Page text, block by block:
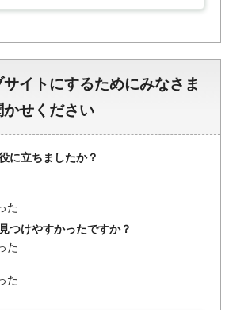
イトにするためにみなさま
せください
に立ちましたか？
た
つけやすかったですか？
た
た